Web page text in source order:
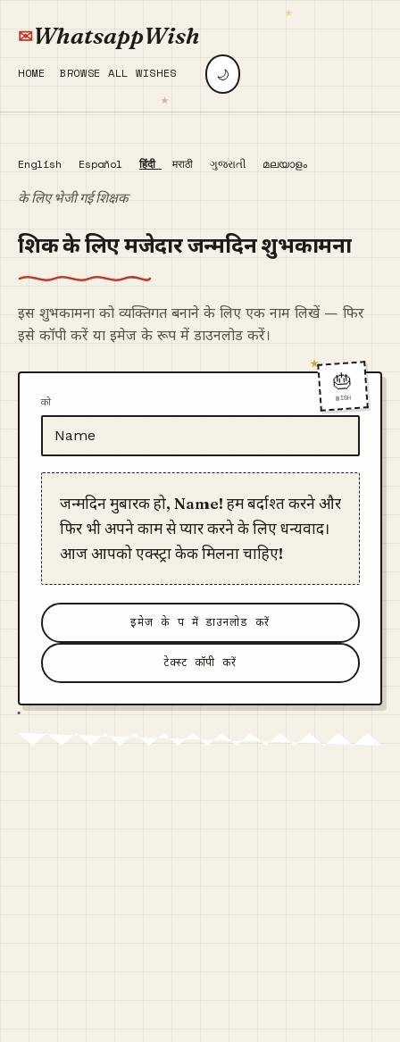
WhatsappWish
HOME BROWSE ALL WISHES 🌙
English Español हिंदी मराठी ગુજરાતી മലയാളം
के लिए भेजी गई शिक्षक
शिक्षक के लिए मजेदार जन्मदिन शुभकामना
इस शुभकामना को व्यक्तिगत बनाने के लिए एक नाम लिखें — फिर
इसे कॉपी करें या इमेज के रूप में डाउनलोड करें।
🎂
WISH
को
जन्मदिन मुबारक हो, Name! हमें बर्दाश्त करने और
फिर भी अपने काम से प्यार करने के लिए धन्यवाद।
आज आपको एक्स्ट्रा केक मिलना चाहिए!
इमेज के रूप में डाउनलोड करें
टेक्स्ट कॉपी करें